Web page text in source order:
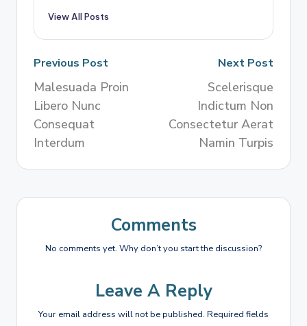
View All Posts
Previous Post
Malesuada Proin
Libero Nunc
Consequat
Interdum
Next Post
Scelerisque
Indictum Non
Consectetur Aerat
Namin Turpis
Comments
No comments yet. Why don’t you start the discussion?
Leave A Reply
Your email address will not be published. Required fields